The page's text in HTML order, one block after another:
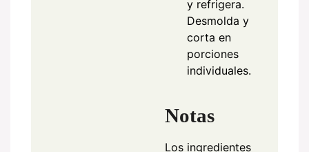
y refrigera.
Desmolda y
corta en
porciones
individuales.
Notas
Los ingredientes